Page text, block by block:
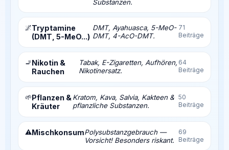
Substanzen.
🌌Tryptamine
(DMT, 5-MeO...)
DMT, Ayahuasca, 5-MeO-
DMT, 4-AcO-DMT.
71
Beiträge
🚬Nikotin &
Rauchen
Tabak, E-Zigaretten, Aufhören,
Nikotinersatz.
64
Beiträge
🌱Pflanzen &
Kräuter
Kratom, Kava, Salvia, Kakteen &
pflanzliche Substanzen.
50
Beiträge
⚠️MischkonsumPolysubstanzgebrauch —
Vorsicht! Besonders riskant.
69
Beiträge